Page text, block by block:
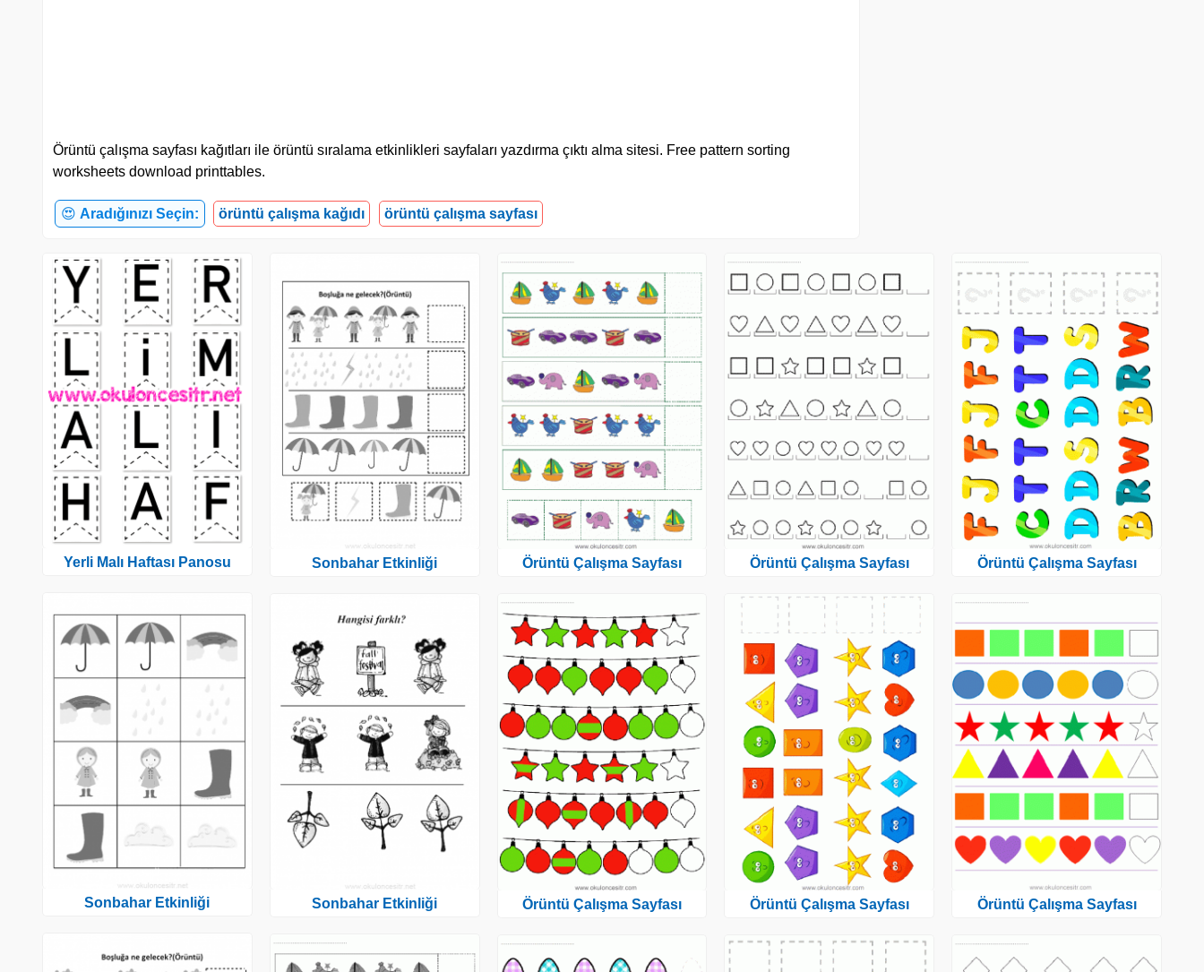
Örüntü çalışma sayfası kağıtları ile örüntü sıralama etkinlikleri sayfaları yazdırma çıktı alma sitesi. Free pattern sorting
worksheets download printtables.
😍 Aradığınızı Seçin: örüntü çalışma kağıdı örüntü çalışma sayfası
Yerli Malı Haftası Panosu
Sonbahar Etkinliği
Sonbahar Etkinliği
Sonbahar Etkinliği
Örüntü Çalışma Sayfası
Örüntü Çalışma Sayfası
Örüntü Çalışma Sayfası
Örüntü Çalışma Sayfası
Örüntü Çalışma Sayfası
Örüntü Çalışma Sayfası